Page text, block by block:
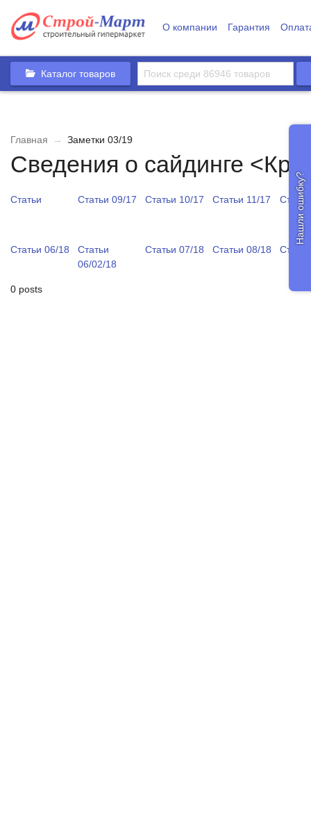
О компании Гарантия
Каталог товаров
Главная → Заметки 03/19
Сведения о сайдинге
Статьи Статьи 09/17 Статьи 10/17 Статьи 11/17
Статьи 06/18
Статьи
06/02/18
Статьи 07/18 Статьи 08/18
0 posts
Нашли ошибку?